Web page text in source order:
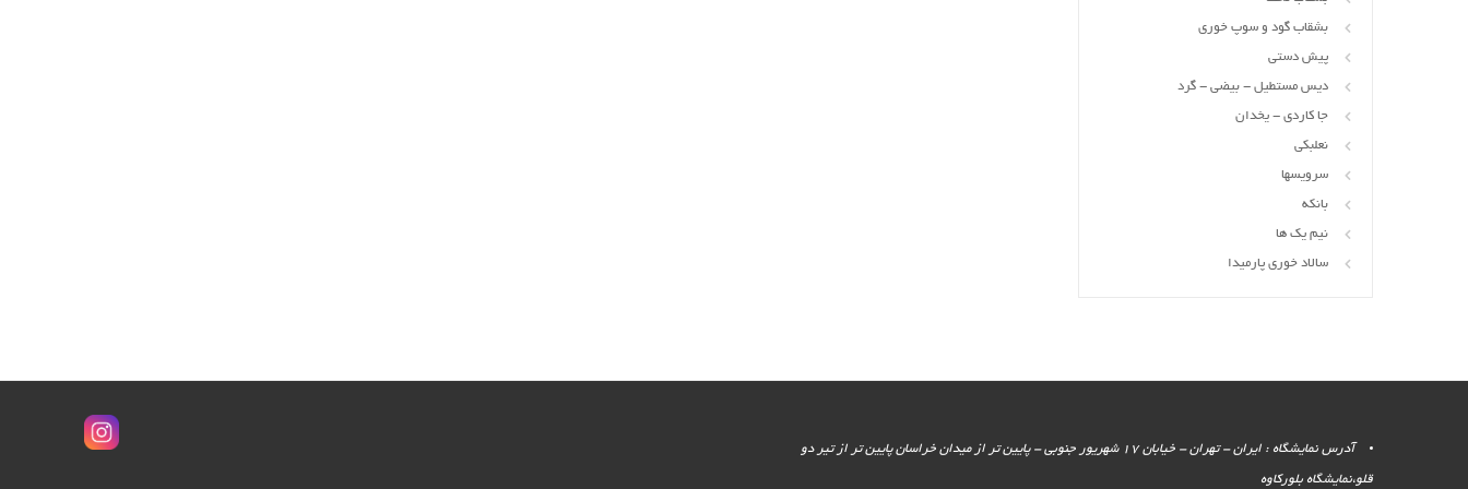
بشقاب گود و سوپ خوری
پیش دستی
دیس مستطیل - بیضی - گرد
جا کاردی - یخدان
نعلبکی
سرویسها
بانکه
نیم یک ها
سالاد خوری پارمیدا
آدرس نمایشگاه : ایران - تهران - خیابان 17 شهریور جنوبی - پایین تر از میدان خراسان پایین تر از تیر دو
قلو،نمایشگاه بلورکاوه